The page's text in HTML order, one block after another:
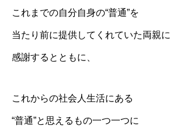
これまでの自分自身の“普通”を
当たり前に提供してくれていた両親に
感謝するとともに、
これからの社会人生活にある
“普通”と思えるもの一つ一つに